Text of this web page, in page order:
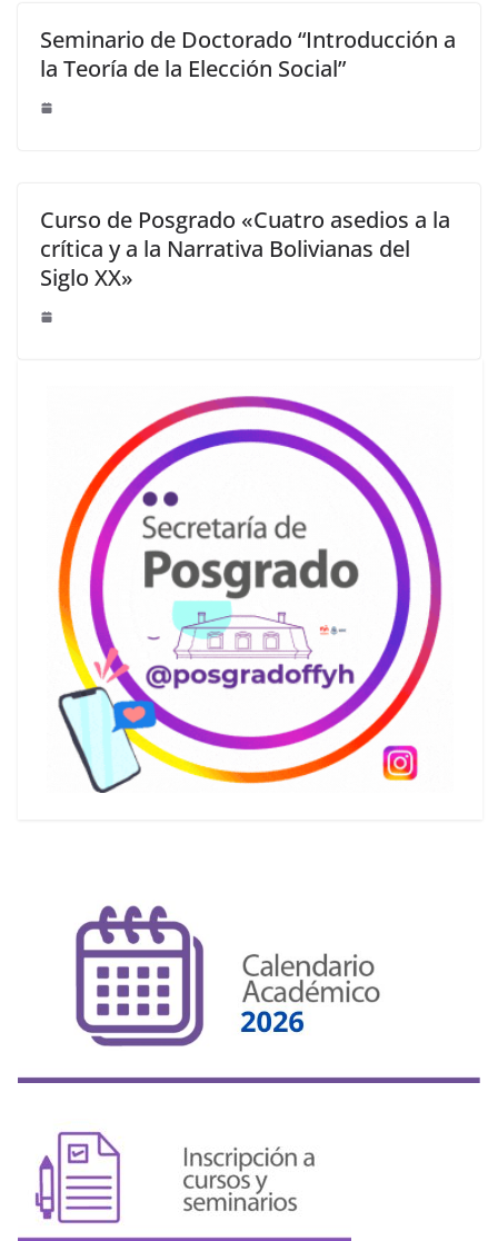
Seminario de Doctorado “Introducción a
la Teoría de la Elección Social”
Curso de Posgrado «Cuatro asedios a la
crítica y a la Narrativa Bolivianas del
Siglo XX»